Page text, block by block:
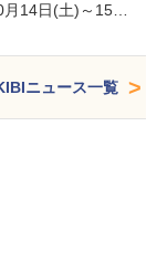
月14日(土)～15…
ニュース一覧